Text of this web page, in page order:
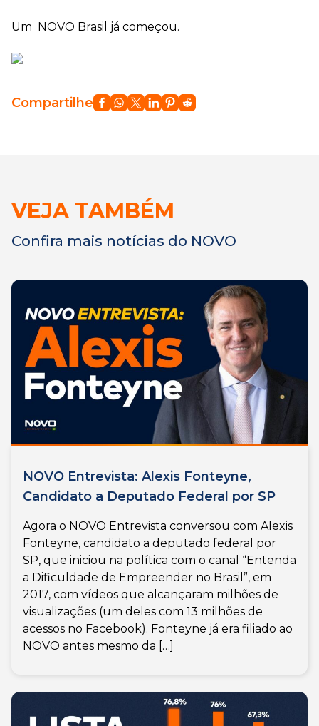
Um NOVO Brasil já começou.
Compartilhe
VEJA TAMBÉM
Confira mais notícias do NOVO
NOVO Entrevista: Alexis Fonteyne,
Candidato a Deputado Federal por SP
Agora o NOVO Entrevista conversou com Alexis
Fonteyne, candidato a deputado federal por
SP, que iniciou na política com o canal “Entenda
a Dificuldade de Empreender no Brasil”, em
2017, com vídeos que alcançaram milhões de
visualizações (um deles com 13 milhões de
acessos no Facebook). Fonteyne já era filiado ao
NOVO antes mesmo da […]